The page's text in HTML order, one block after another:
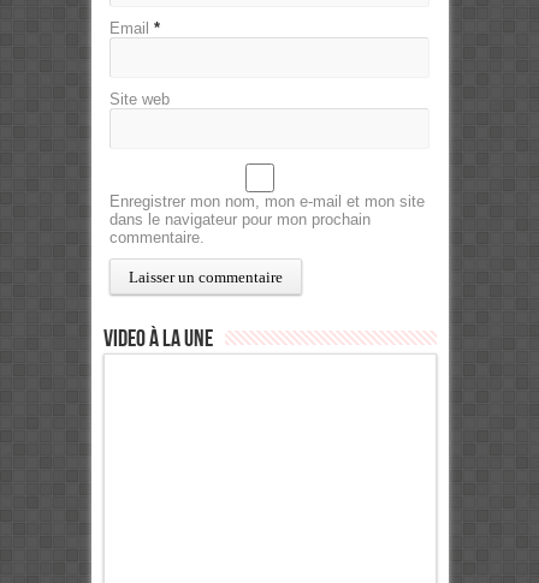
Email *
Site web
Enregistrer mon nom, mon e-mail et mon site
dans le navigateur pour mon prochain
commentaire.
Video à la Une